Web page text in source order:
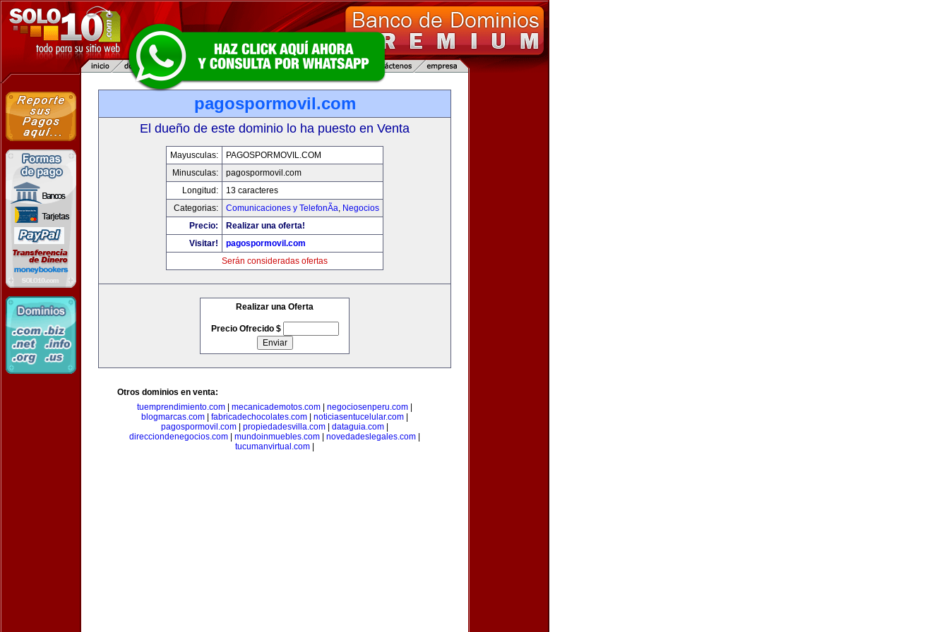
pagospormovil.com
El dueño de este dominio lo ha puesto en Venta
Mayusculas:
PAGOSPORMOVIL.COM
Minusculas:
pagospormovil.com
Longitud:
13 caracteres
Categorias:
Comunicaciones y TelefonÃ­a, Negocios
Precio:
Realizar una oferta!
Visitar!
pagospormovil.com
Serán consideradas ofertas
Realizar una Oferta
Precio Ofrecido $
Otros dominios en venta:
tuemprendimiento.com
mecanicademotos.com negociosenperu.com
blogmarcas.com
fabricadechocolates.com noticiasentucelular.com
pagospormovil.com
propiedadesvilla.com dataguia.com
direcciondenegocios.com
mundoinmuebles.com novedadeslegales.com
tucumanvirtual.com